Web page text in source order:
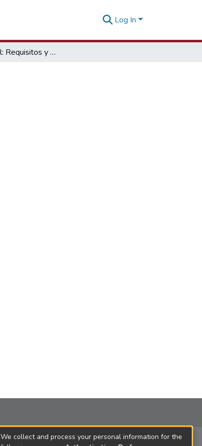
Log In
Exporta fácil: Requisitos y procedimientos
We collect and process your personal information for the